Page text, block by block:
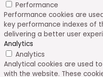
Performance
Performance cookies are
key performance indexes of
delivering a better user
Analytics
Analytics
Analytical cookies are used
with the website. These